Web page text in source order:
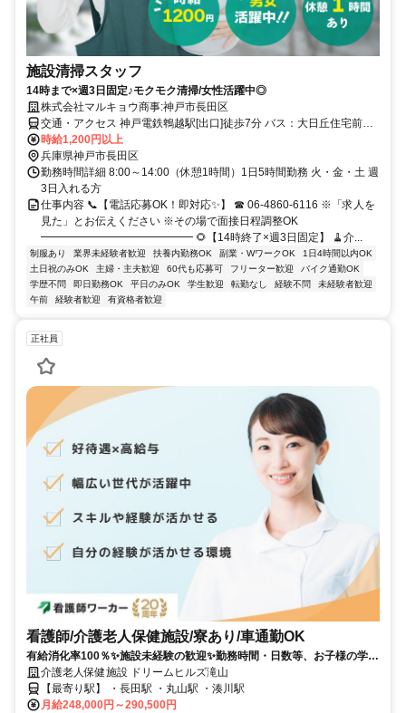
施設清掃スタッフ
14時まで×週3日固定♪モクモク清掃/女性活躍中◎
株式会社マルキョウ商事:神戸市長田区
交通・アクセス 神戸電鉄鵯越駅[出口]徒歩7分 バス：大日丘住宅前徒
歩10分
時給1,200円以上
兵庫県神戸市長田区
勤務時間詳細 8:00～14:00（休憩1時間）1日5時間勤務 火・金・土 週
3日入れる方
仕事内容 📞【電話応募OK！即対応✨】 ☎ 06-4860-6116 ※「求人を
見た」とお伝えください ※その場で面接日程調整OK
━━━━━━━━━━━━━━ 🌻【14時終了×週3日固定】 🧹介...
制服あり 業界未経験者歓迎 扶養内勤務OK 副業・WワークOK
1日4時間以内OK
土日祝のみOK
主婦・主夫歓迎 60代も応募可 フリーター歓迎
バイク通勤OK
学歴不問
即日勤務OK 平日のみOK 学生歓迎 転勤なし 経験不問
未経験者歓迎
午前
経験者歓迎 有資格者歓迎
正社員
看護師/介護老人保健施設/寮あり/車通勤OK
有給消化率100％✨施設未経験の歓迎✨勤務時間・日数等、お子様の学校
行事も考慮してくれます✨
介護老人保健施設 ドリームヒルズ滝山
【最寄り駅】 ・長田駅 ・丸山駅 ・湊川駅
月給248,000円～290,500円